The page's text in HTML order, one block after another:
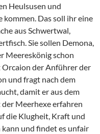
Heulsusen und
Das soll ihr eine
aus Schwertwal,
Sie sollen Demona,
Meereskönig schon
der Anführer der
und fragt nach dem
damit er aus dem
Meerhexe erfahren
die Klugheit, Kraft und
und findet es unfair